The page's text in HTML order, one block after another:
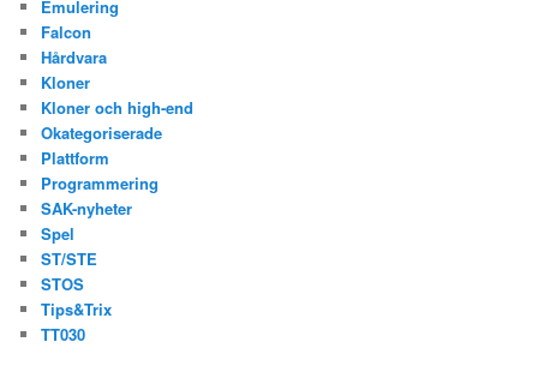
Emulering
Falcon
Hårdvara
Kloner
Kloner och high-end
Okategoriserade
Plattform
Programmering
SAK-nyheter
Spel
ST/STE
STOS
Tips&Trix
TT030